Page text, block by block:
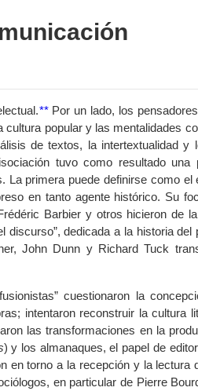
**Por un lado, los
cultura popular y las mentalidades
de textos, la intertextualidad y
tuvo como resultado una
La primera puede definirse como el
en tanto agente histórico. Su
Barbier y otros hicieron de la
discurso”, dedicada a la historia del
John Dunn y Richard Tuck
cuestionaron la
intentaron reconstruir la cultura
las transformaciones en la
) y los almanaques, el papel de
en torno a la recepción y la lectura
en particular de Pierre